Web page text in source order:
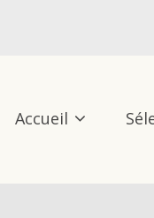
Accueil